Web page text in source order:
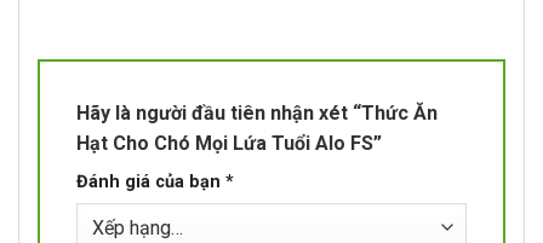
Hãy là người đầu tiên nhận xét “Thức Ăn
Hạt Cho Chó Mọi Lứa Tuổi Alo FS”
Đánh giá của bạn *